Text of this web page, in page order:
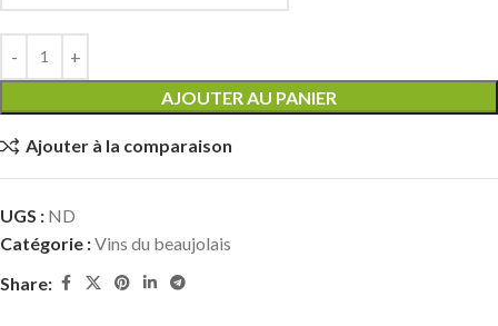
AJOUTER AU PANIER
Ajouter à la comparaison
UGS : ND
Catégorie :Vins du beaujolais
Share: